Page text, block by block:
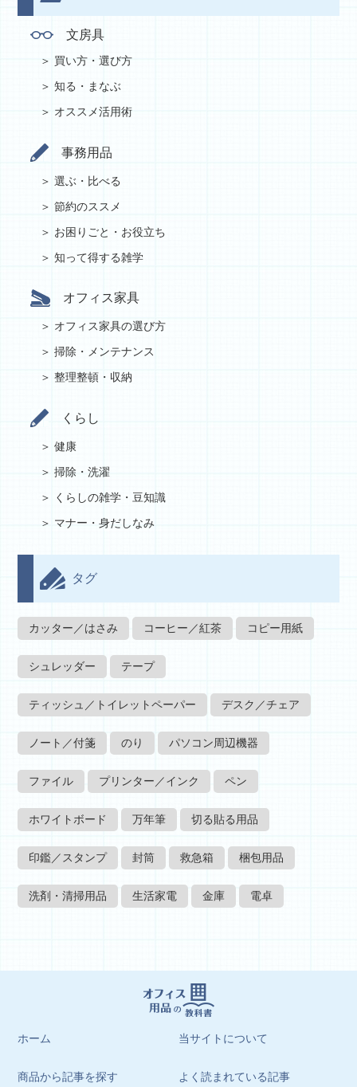
文房具
買い方・選び方
知る・まなぶ
オススメ活用術
事務用品
選ぶ・比べる
節約のススメ
お困りごと・お役立ち
知って得する雑学
オフィス家具
オフィス家具の選び方
掃除・メンテナンス
整理整頓・収納
くらし
健康
掃除・洗濯
くらしの雑学・豆知識
マナー・身だしなみ
タグ
カッター／はさみ コーヒー／紅茶 コピー用紙
シュレッダー テープ
ティッシュ／トイレットペーパー デスク／チェア
ノート／付箋 のり パソコン周辺機器
ファイル プリンター／インク ペン
ホワイトボード 万年筆 切る貼る用品
印鑑／スタンプ 封筒 救急箱 梱包用品
洗剤・清掃用品 生活家電 金庫 電卓
ホーム 当サイトについて
商品から記事を探す よく読まれている記事